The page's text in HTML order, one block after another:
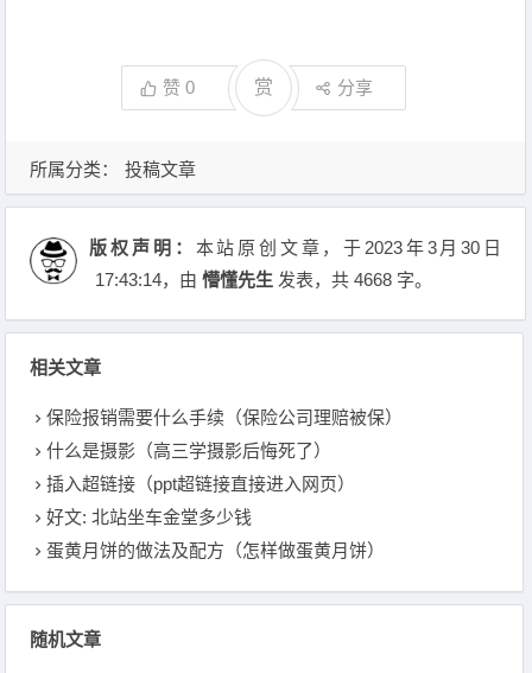
赞0 赏 分享
所属分类： 投稿文章
版权声明： 本站原创文章，于2023年3月30日
17:43:14，由懵懂先生 发表，共 4668 字。
相关文章
保险报销需要什么手续（保险公司理赔被保）
什么是摄影（高三学摄影后悔死了）
插入超链接（ppt超链接直接进入网页）
好文: 北站坐车金堂多少钱
蛋黄月饼的做法及配方（怎样做蛋黄月饼）
随机文章